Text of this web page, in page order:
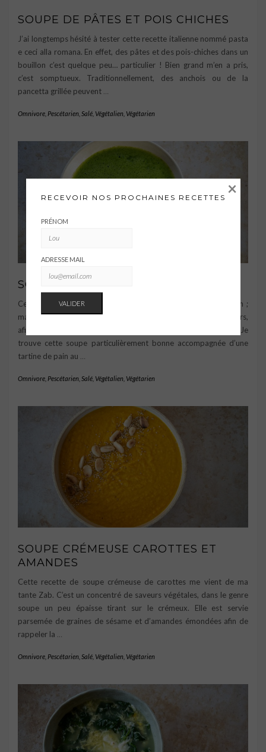
SOUPE DE PÂTES ET POIS CHICHES
J’ai longtemps hésité à tester cette recette italienne nommé pasta
e ceci alla romana. En effet, des pâtes et des pois-chiches dans un
bouillon c’est quelque peu… particulier ! Bien grand m’en a pris,
c’est somptueux. Traditionnellement, des anchois ou de la
pancetta grillée peuvent …
Omnivore Pescétarien Salé Végétalien Végétarien
SOUPE DE CRESSON
Cette soupe toute verte est composée entièrement de cresson ;
mais attention ce dernier n’est pas cuit sur le feu, mais en dehors,
afin de permettre aux feuilles de se détendre plus doucement. Je
trouve cette soupe particulièrement bonne accompagnée d’une
tartine de pain au
Omnivore Pescétarien Salé Végétalien Végétarien
SOUPE CRÉMEUSE CAROTTES ET
AMANDES
Cette recette de soupe crémeuse de carottes me vient de ma
tante Zab. C’est un concentré de saveurs végétales, dans le genre
soupe un peu épaisse tirant sur le crémeux. Elle est servie
parsemée de graines de sésame et d’amandes émondées afin de
rappeler la
Omnivore Pescétarien Salé Végétalien Végétarien
RECEVOIR NOS PROCHAINES RECETTES
PRÉNOM
ADRESSE MAIL
×